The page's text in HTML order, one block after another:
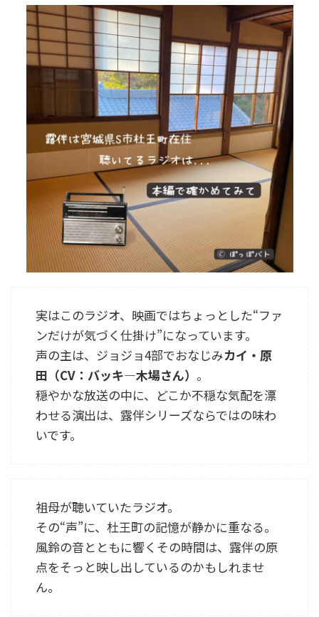
実はこのラジオ、映画ではちょっとした“ファ
ンだけが気づく仕掛け”になっています。
声の主は、ジョジョ4部でおなじみカイ・原
田（CV：バッキ―木場さん） 。
穏やかな放送の中に、どこか不穏な気配を漂
わせる演出は、露伴シリーズならではの味わ
いです。
祖母が聴いていたラジオ。
その“声”に、杜王町の記憶が静かに重なる。
風鈴の音とともに響くその時間は、露伴の原
点をそっと映し出しているのかもしれませ
ん。